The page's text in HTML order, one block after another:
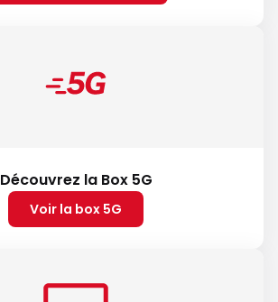
Découvrez la Box 5G
Voir la box 5G